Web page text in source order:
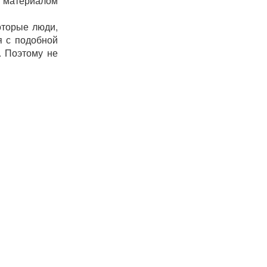
люди,
с подобной
Поэтому не